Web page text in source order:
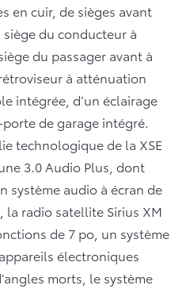
en cuir, de sièges avant
du conducteur à
du passager avant à
à atténuation
intégrée, d’un éclairage
porte de garage intégré.
technologique de la XSE
3.0 Audio Plus, dont
système audio à écran de
la radio satellite Sirius XM
de 7 po, un système
électroniques
morts, le système